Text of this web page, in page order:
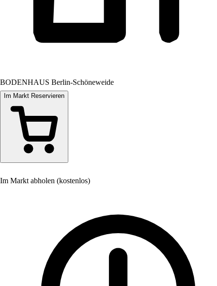
BODENHAUS Berlin-Schöneweide
Im Markt Reservieren
Im Markt abholen (kostenlos)